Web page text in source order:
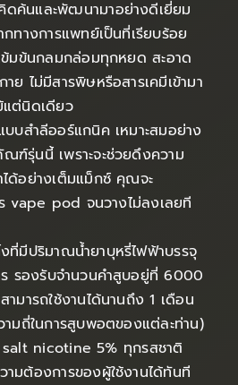
ค้นและพัฒนามาอย่างดีเยี่ยม
กทางการแพทย์เป็นที่เรียบร้อย
ข้มข้นกลมกล่อมทุกหยด สะอาด
ย ไม่มีสารพิษหรือสารเคมีเข้ามา
ต่นิดเดียว
บบสำลีออร์แกนิค เหมาะสมอย่าง
ฑ์รุ่นนี้ เพราะจะช่วยดึงความ
ด้อย่างเต็มแม็กซ์ คุณจะ
vape pod จนวางไม่ลงเลยที
ที่มีปริมาณน้ำยาบุหรี่ไฟฟ้าบรรจุ
รองรับจำนวนคำสูบอยู่ที่ 6000
ามารถใช้งานได้นานถึง 1 เดือน
มถี่ในการสูบพอตของแต่ละท่าน)
nicotine 5% ทุกรสชาติ
มต้องการของผู้ใช้งานได้ทันที